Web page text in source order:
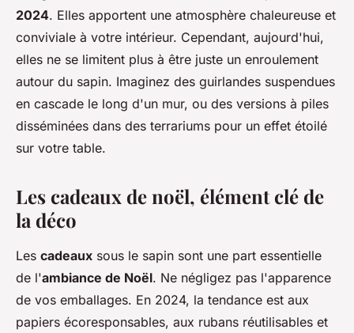
2024. Elles apportent une atmosphère chaleureuse et
conviviale à votre intérieur. Cependant, aujourd'hui,
elles ne se limitent plus à être juste un enroulement
autour du sapin. Imaginez des guirlandes suspendues
en cascade le long d'un mur, ou des versions à piles
disséminées dans des terrariums pour un effet étoilé
sur votre table.
Les cadeaux de noël, élément clé de
la déco
Les cadeaux sous le sapin sont une part essentielle
de l'ambiance de Noël. Ne négligez pas l'apparence
de vos emballages. En 2024, la tendance est aux
papiers écoresponsables, aux rubans réutilisables et